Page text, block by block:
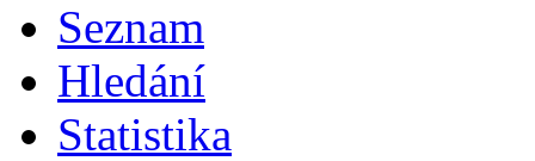
Seznam
Hledání
Statistika